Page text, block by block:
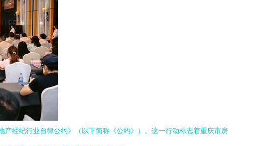
经纪行业自律公约》（以下简称《公约》）。这一行动标志着重庆市房